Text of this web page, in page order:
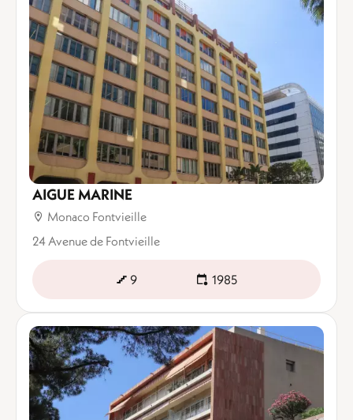
AIGUE MARINE
Monaco Fontvieille
24 Avenue de Fontvieille
9 1985